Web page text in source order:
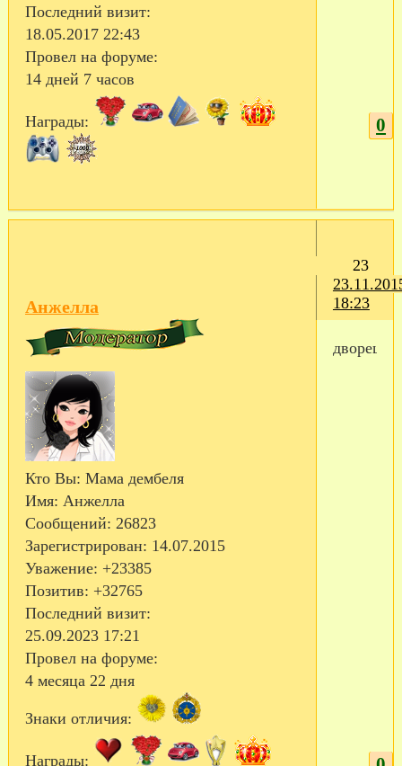
Последний визит:
18.05.2017 22:43
Провел на форуме:
14 дней 7 часов
Награды: 0
23
18:23
Анжелла
Кто Вы: Мама дембеля
Имя: Анжелла
Сообщений: 26823
Зарегистрирован: 14.07.2015
Уважение: +23385
Позитив: +32765
Последний визит:
25.09.2023 17:21
Провел на форуме:
4 месяца 22 дня
Знаки отличия:
Награды:
дворец